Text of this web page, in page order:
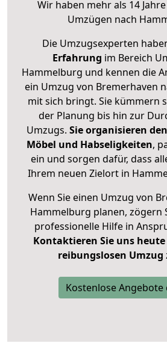
Wir haben mehr als 14
Umzügen nach
Die Umzugsexperten
Erfahrung im Bereich
Hammelburg und kennen die
ein Umzug von Bremerhaven
mit sich bringt. Sie kümmern
der Planung bis hin zur
Umzugs. Sie organisieren
Möbel und Habseligkeiten,
ein und sorgen dafür, dass
Ihrem neuen Zielort in
Wenn Sie einen Umzug von
Hammelburg planen, zögern
professionelle Hilfe in
Kontaktieren Sie uns heute
reibungslosen Umzug
Kostenlose Angebote